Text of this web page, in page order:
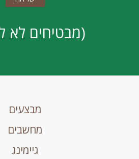
(מבטיחים לא
מבצעים
מחשבים
גיימינג